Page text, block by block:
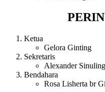
Ketua
Gelora Ginting
Sekretaris
Alexander
Bendahara
Rosa Lisherta br